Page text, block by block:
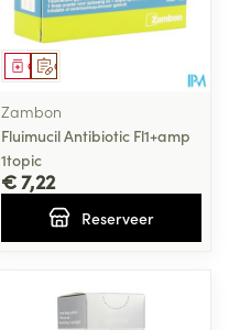
Op voorschrift
Geneesmiddel
Zambon
Fluimucil Antibiotic Fl1+amp
1topic
€ 7,22
Reserveer